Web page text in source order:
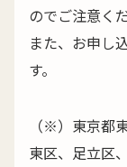
のでご注意く
また、お申し
す。
（※）東京都
東区、足立区